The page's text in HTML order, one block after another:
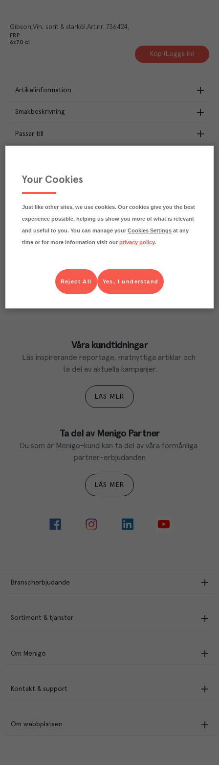
Gibson Vin, sprit & starköl Art.nr. 736424
FRP
6x70 cl
Köp (Logga in)
Artikelinformation
Smakbeskrivning
Passar till
Klimatavtryck
CO₂e/kg
utsläppen av 2.7 kg koldioxid.
Läs mer om hur vi beräknar klimatavtryck
Våra kundtidningar
Läs inspirerande reportage, matnyttiga artiklar och
ta del av aktuella kampanjer.
LÄS MER
Ta del av Menigo Partner
Du som är Menigo-kund kan ta del av våra förmånliga
partner-erbjudanden
LÄS MER
Branscherbjudande
Sortiment & tjänster
Om Menigo
Kontakt & support
Om webbplatsen
Your Cookies
Just like other sites, we use cookies. Our cookies give you the best
experience possible, helping us show you more of what is relevant
and useful to you. You can manage yourCookies Settings at any
time or for more information visit ourprivacy policy.
Yes, I understand
Reject All